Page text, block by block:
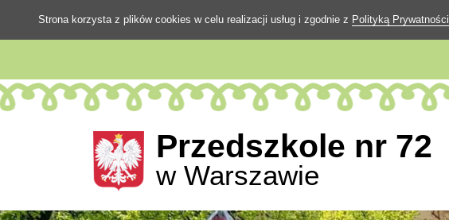
Strona korzysta z plików cookies w celu realizacji usług i zgodnie z Polityką Prywatności
Przedszkole nr 72
w Warszawie